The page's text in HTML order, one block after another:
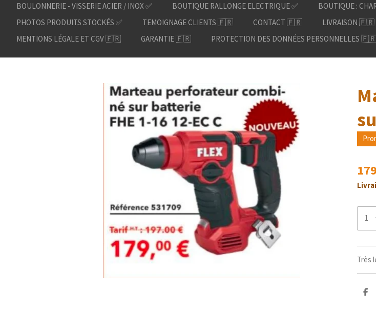
BOULONNERIE - VISSERIE ACIER / INOX ✅
BOUTIQUE RALLONGE ELECTRIQUE ✅ BOUTIQUE :
PHOTOS PRODUITS STOCKÉS ✅
TEMOIGNAGE CLIENTS 🇫🇷 CONTACT 🇫🇷 LIVRAISON 🇫🇷
MENTIONS LÉGALE ET CGV 🇫🇷
GARANTIE 🇫🇷 PROTECTION DES DONNÉES PERSONNELLES 🇫🇷
Très
P